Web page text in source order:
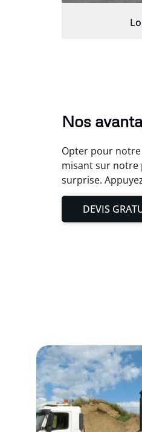
Nos
Opter pour notre
misant sur notre
surprise.
DEVIS